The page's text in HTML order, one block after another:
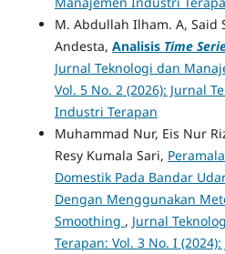
M. Abdullah Ilham. A, Said
Andesta, Analisis Time
Jurnal Teknologi dan
Vol. 5 No. 2 (2026): Jurnal
Industri Terapan
Muhammad Nur, Eis Nur
Resy Kumala Sari,
Domestik Pada Bandar
Dengan Menggunakan
Smoothing , Jurnal
Terapan: Vol. 3 No. I